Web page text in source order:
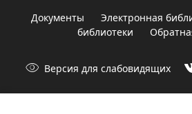
Документы Электронная
библиотеки
visibility Версия для слабовидящих